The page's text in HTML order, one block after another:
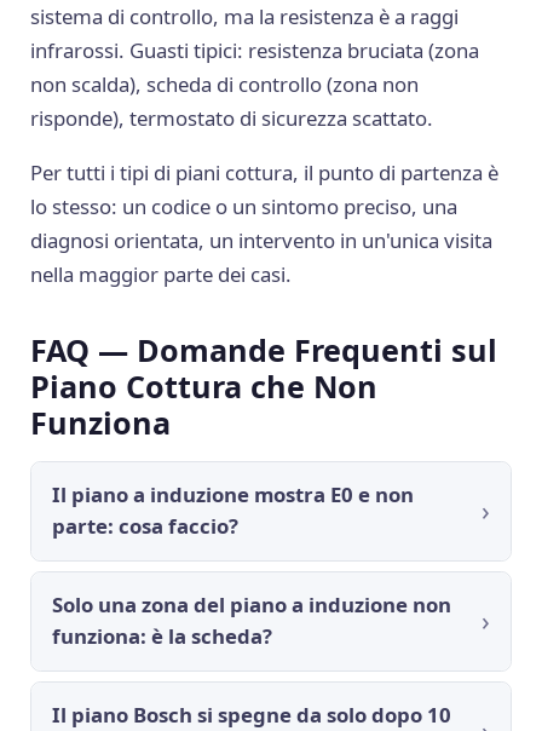
sistema di controllo, ma la resistenza è a raggi
infrarossi. Guasti tipici: resistenza bruciata (zona
non scalda), scheda di controllo (zona non
risponde), termostato di sicurezza scattato.
Per tutti i tipi di piani cottura, il punto di partenza è
lo stesso: un codice o un sintomo preciso, una
diagnosi orientata, un intervento in un'unica visita
nella maggior parte dei casi.
FAQ — Domande Frequenti sul
Piano Cottura che Non
Funziona
Il piano a induzione mostra E0 e non
parte: cosa faccio?
Solo una zona del piano a induzione non
funziona: è la scheda?
Il piano Bosch si spegne da solo dopo 10